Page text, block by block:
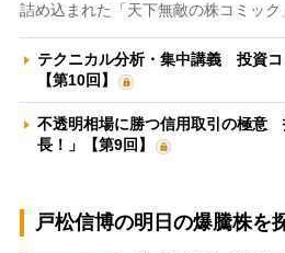
詰め込まれた「天下無敵の株コミッ
テクニカル分析・集中講義 投資コ
【第10回】
不透明相場に勝つ信用取引の極意
長！」【第9回】
戸松信博の明日の爆騰株を